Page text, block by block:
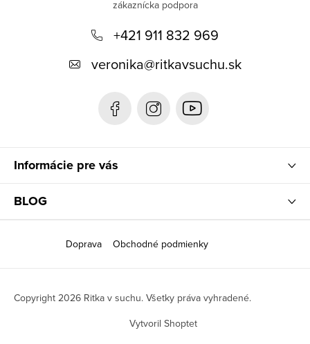
+421 911 832 969
veronika@ritkavsuchu.sk
Informácie pre vás
BLOG
Doprava Obchodné podmienky
Vytvoril Shoptet
Copyright 2026 Ritka v suchu. Všetky práva vyhradené.